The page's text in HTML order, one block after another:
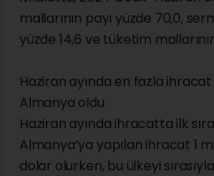
mallarının payı yüzde 70,0,
yüzde 14,6 ve tüketim
Haziran ayında en fazla
Almanya oldu
Haziran ayında ihracatta ilk
Almanya’ya yapılan ihracat 1
dolar olurken, bu ülkeyi